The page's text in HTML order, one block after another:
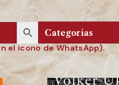
el icono de WhatsApp).